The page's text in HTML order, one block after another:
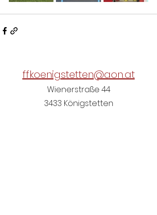
ffkoenigstetten@aon.at
Wienerstraße 44
3433 Königstetten